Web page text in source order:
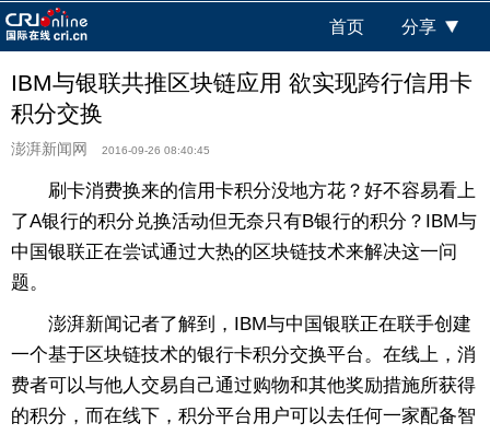
首页 分享
IBM与银联共推区块链应用 欲实现跨行信用卡
积分交换
澎湃新闻网 2016-09-26 08:40:45
刷卡消费换来的信用卡积分没地方花？好不容易看上
了A银行的积分兑换活动但无奈只有B银行的积分？IBM与
中国银联正在尝试通过大热的区块链技术来解决这一问
题。
澎湃新闻记者了解到，IBM与中国银联正在联手创建
一个基于区块链技术的银行卡积分交换平台。在线上，消
费者可以与他人交易自己通过购物和其他奖励措施所获得
的积分，而在线下，积分平台用户可以去任何一家配备智